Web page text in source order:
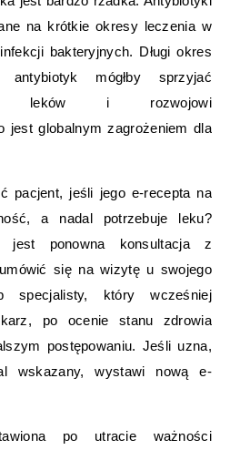
na krótkie okresy leczenia w
bakteryjnych. Długi okres
mógłby sprzyjać
leków i rozwojowi
jest globalnym zagrożeniem dla
pacjent, jeśli jego e-recepta na
a nadal potrzebuje leku?
jest ponowna konsultacja z
się na wizytę u swojego
specjalisty, który wcześniej
po ocenie stanu zdrowia
postępowaniu. Jeśli uzna,
wskazany, wystawi nową e-
po utracie ważności